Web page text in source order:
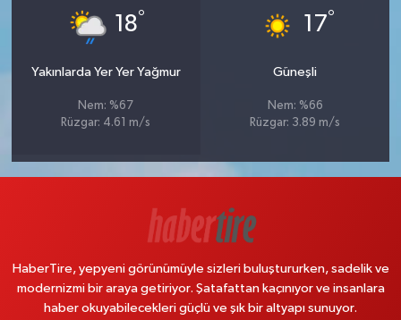
18°
Yakınlarda Yer Yer Yağmur
Nem: %67
Rüzgar: 4.61 m/s
17°
Güneşli
Nem: %66
Rüzgar: 3.89 m/s
HaberTire, yepyeni görünümüyle sizleri buluştururken, sadelik ve
modernizmi bir araya getiriyor. Şatafattan kaçınıyor ve insanlara
haber okuyabilecekleri güçlü ve şık bir altyapı sunuyor.